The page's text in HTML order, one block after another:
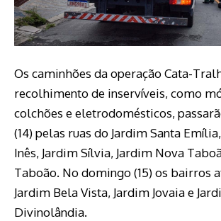
Os caminhões da operação Cata-
recolhimento de inservíveis, como
colchões e eletrodomésticos,
(14) pelas ruas do Jardim Santa
Inês, Jardim Sílvia, Jardim Nova
Taboão. No domingo (15) os bairros
Jardim Bela Vista, Jardim Jovaia e
Divinolândia.